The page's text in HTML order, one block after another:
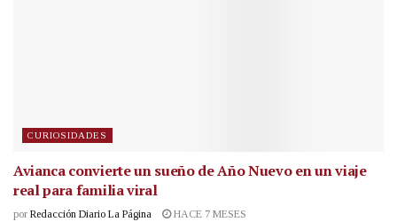
CURIOSIDADES
Avianca convierte un sueño de Año Nuevo en un viaje
real para familia viral
por Redacción Diario La Página HACE 7 MESES